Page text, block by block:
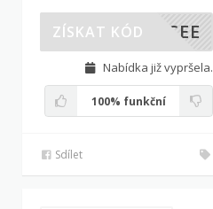
ACEE
ZÍSKAT KÓD
Nabídka již vypršela.
100% funkční
Sdílet